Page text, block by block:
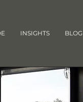
INSIGHTS BLOG